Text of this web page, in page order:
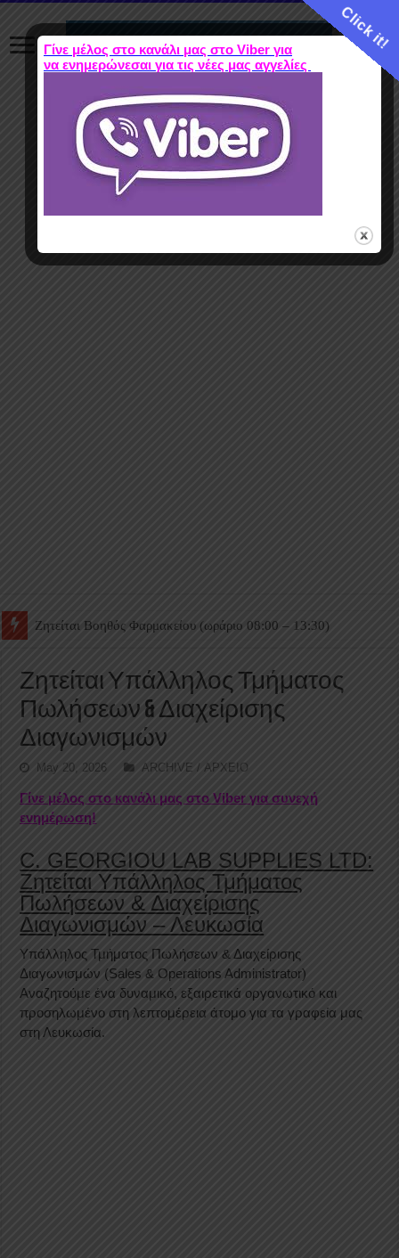
Ζητείται Βοηθός Θαλάμου
Ζητείται Υπάλληλος Τμήματος
Πωλήσεων & Διαχείρισης
Διαγωνισμών
May 20, 2026 ARCHIVE / ΑΡΧΕΙΟ
Γίνε μέλος στο κανάλι μας στο Viber για συνεχή
ενημέρωση!
C. GEORGIOU LAB SUPPLIES LTD:
Ζητείται Υπάλληλος Τμήματος
Πωλήσεων & Διαχείρισης
Διαγωνισμών – Λευκωσία
Υπάλληλος Τμήματος Πωλήσεων & Διαχείρισης
Διαγωνισμών (Sales & Operations Administrator)
Αναζητούμε ένα δυναμικό, εξαιρετικά οργανωτικό και
προσηλωμένο στη λεπτομέρεια άτομο για τα γραφεία μας
στη Λευκωσία.
Click it!
Γίνε μέλος στο κανάλι μας στο Viber για
να ενημερώνεσαι για τις νέες μας αγγελίες